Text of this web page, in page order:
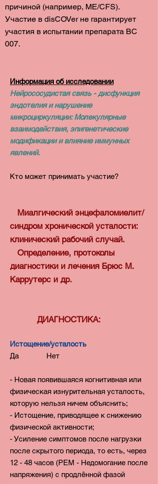
причиной (например, ME/CFS).
Участие в disCOVer не гарантирует
участия в испытании препарата BC
007.
Информация об исследовании
Нейрососудистая связь - дисфункция
эндотелия и нарушение
микроциркуляции: Молекулярные
взаимодействия, эпигенетические
модификации и влияние иммунных
явлений.
Кто может принимать участие?
Миалгический энцефаломиелит/
синдром хронической усталости:
клинический рабочий случай.
Определение, протоколы
диагностики и лечения Брюс М.
Каррутерс и др.
ДИАГНОСТИКА:
Истощение/усталость
Да Нет
- Новая появившаяся когнитивная или
физическая изнурительная усталость,
которую нельзя ничем объяснить;
- Истощение, приводящее к снижению
физической активности;
- Усиление симптомов после нагрузки
после скрытого периода, то есть, через
12 - 48 часов (РЕМ - Недомогание после
напряжения) с продлённой фазой